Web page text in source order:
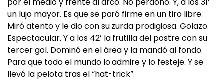
un lujo mayor. Es que se paró firme en un tiro libre.
Miró atento y le dio con su zurda prodigiosa. Golazo.
Espectacular. Y a los 42’ la frutilla del postre con su
tercer gol. Dominó en el área y la mandó al fondo.
Para que todo el mundo lo admire y lo festeje. Y se
llevó la pelota tras el “hat-trick”.